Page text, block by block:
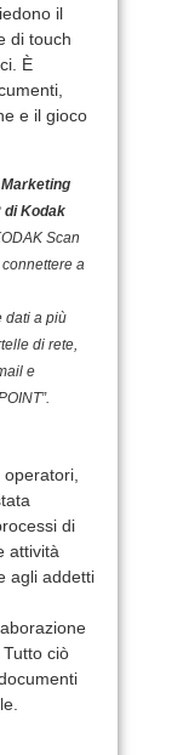
il
di touch
È
e il gioco
di Kodak
Scan
a
dati a più
di rete,
e
di
attività
agli addetti
ciò